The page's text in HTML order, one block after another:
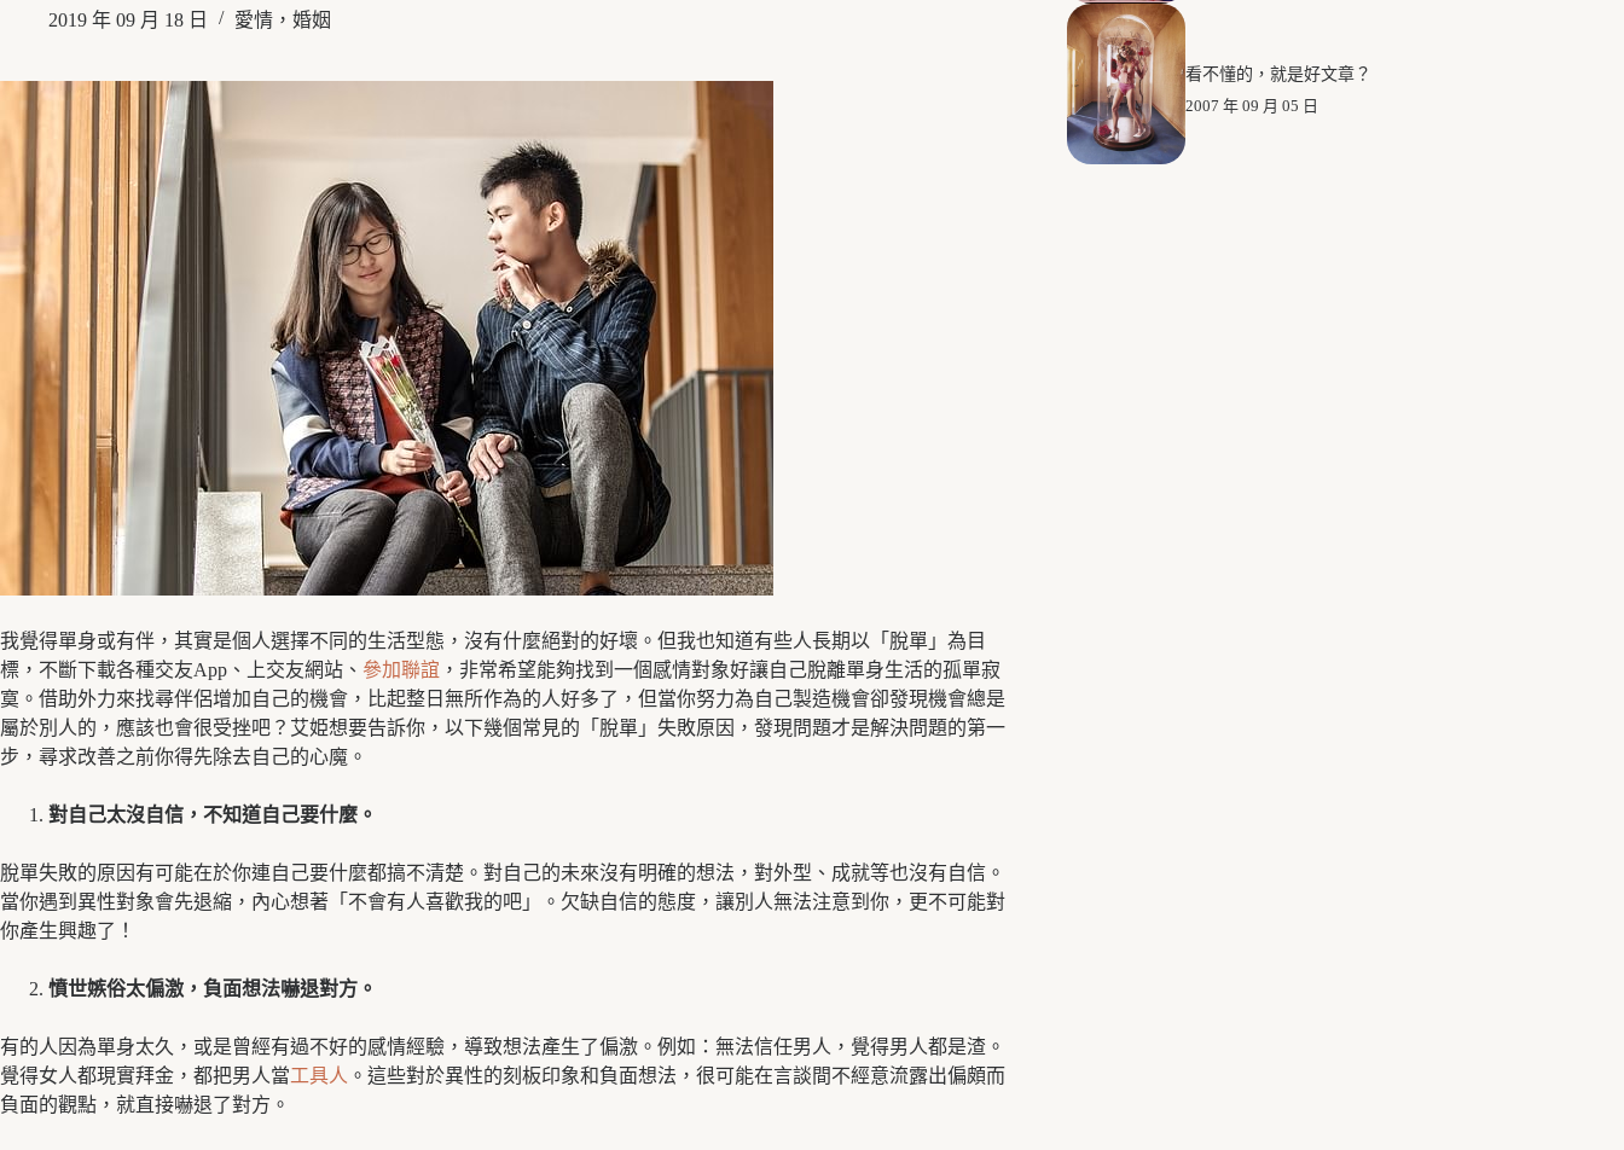
2019 年 09 月 18 日 愛情，婚姻
我覺得單身或有伴，其實是個人選擇不同的生活型態，沒有什麼絕對的好壞。但我也知道有些人長期以「脫單」為目
標，不斷下載各種交友App、上交友網站、 參加聯誼 ，非常希望能夠找到一個感情對象好讓自己脫離單身生活的孤單寂
寞。借助外力來找尋伴侶增加自己的機會，比起整日無所作為的人好多了，但當你努力為自己製造機會卻發現機會總是
屬於別人的，應該也會很受挫吧？艾姫想要告訴你，以下幾個常見的「脫單」失敗原因，發現問題才是解決問題的第一
步，尋求改善之前你得先除去自己的心魔。
對自己太沒自信，不知道自己要什麼。
脫單失敗的原因有可能在於你連自己要什麼都搞不清楚。對自己的未來沒有明確的想法，對外型、成就等也沒有自信。
當你遇到異性對象會先退縮，內心想著「不會有人喜歡我的吧」。欠缺自信的態度，讓別人無法注意到你，更不可能對
你產生興趣了！
憤世嫉俗太偏激，負面想法嚇退對方。
有的人因為單身太久，或是曾經有過不好的感情經驗，導致想法產生了偏激。例如：無法信任男人，覺得男人都是渣。
覺得女人都現實拜金，都把男人當工具人 。這些對於異性的刻板印象和負面想法，很可能在言談間不經意流露出偏頗而
負面的觀點，就直接嚇退了對方。
看不懂的，就是好文章？
2007 年 09 月 05 日